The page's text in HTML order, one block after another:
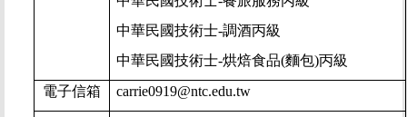
中華民國技術士-調酒丙級
中華民國技術士-烘焙食品(麵包)丙級
電子信箱
carrie0919@ntc.edu.tw